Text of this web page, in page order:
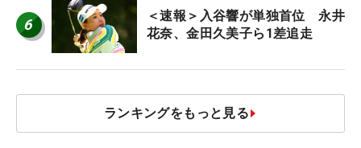
6
＜速報＞入谷響が単独首位 永井
花奈、金田久美子ら1差追走
ランキングをもっと見る